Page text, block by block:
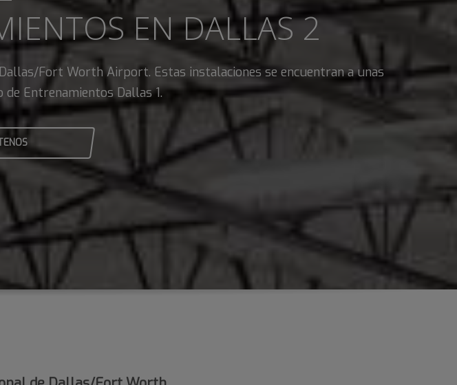
ENDALLAS 2
Fort Worth Airport. Estas instalaciones se encuentran a unas
Entrenamientos Dallas 1.